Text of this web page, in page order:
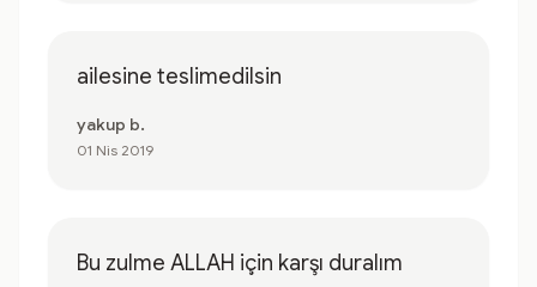
ailesine teslimedilsin
yakup b.
01 Nis 2019
Bu zulme ALLAH için karşı duralım